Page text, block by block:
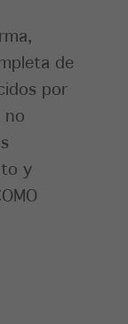
de
por
no
y